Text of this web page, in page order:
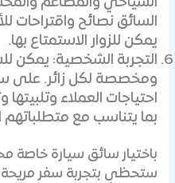
السائق نصائح واقتراحات
يمكن للزوار الاستمتاع بها.
التجربة الشخصية: يمكن
ومخصصة لكل زائر. على
احتياجات العملاء
بما يتناسب مع متطلباتهم
باختيار سائق سيارة خاصة
ستحظى بتجربة سفر مريحة